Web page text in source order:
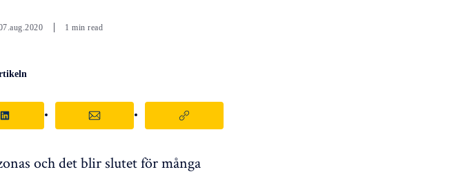
1 min read
och det blir slutet för många